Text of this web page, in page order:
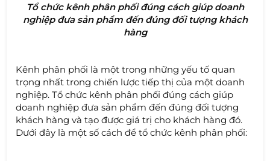
Tổ chức kênh phân phối đúng cách giúp doanh
nghiệp đưa sản phẩm đến đúng đối tượng khách
hàng
Kênh phân phối là một trong những yếu tố quan
trọng nhất trong chiến lược tiếp thị của một doanh
nghiệp. Tổ chức kênh phân phối đúng cách giúp
doanh nghiệp đưa sản phẩm đến đúng đối tượng
khách hàng và tạo được giá trị cho khách hàng đó.
Dưới đây là một số cách để tổ chức kênh phân phối: